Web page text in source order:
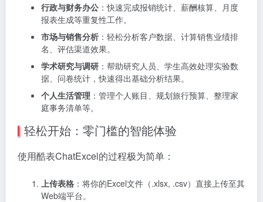
行政与财务办公 ：快速完成报销统计、薪酬核算、月度
报表生成等重复性工作。
市场与销售分析 ：轻松分析客户数据、计算销售业绩排
名、评估渠道效果。
学术研究与调研 ：帮助研究人员、学生高效处理实验数
据、问卷统计，快速得出基础分析结果。
个人生活管理 ：管理个人账目、规划旅行预算、整理家
庭事务清单等。
轻松开始：零门槛的智能体验
使用酷表ChatExcel的过程极为简单：
上传表格 ：将你的Excel文件（.xlsx, .csv）直接上传至其
Web端平台。